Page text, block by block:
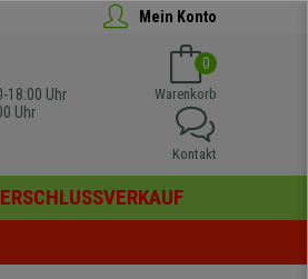
Mein Konto
18:00 Uhr
Uhr
0
Warenkorb
Kontakt